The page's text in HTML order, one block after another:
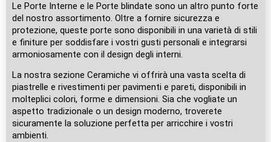
Le Porte Interne e le Porte blindate sono un altro punto forte
del nostro assortimento. Oltre a fornire sicurezza e
protezione, queste porte sono disponibili in una varietà di stili
e finiture per soddisfare i vostri gusti personali e integrarsi
armoniosamente con il design degli interni.
La nostra sezione Ceramiche vi offrirà una vasta scelta di
piastrelle e rivestimenti per pavimenti e pareti, disponibili in
molteplici colori, forme e dimensioni. Sia che vogliate un
aspetto tradizionale o un design moderno, troverete
sicuramente la soluzione perfetta per arricchire i vostri
ambienti.